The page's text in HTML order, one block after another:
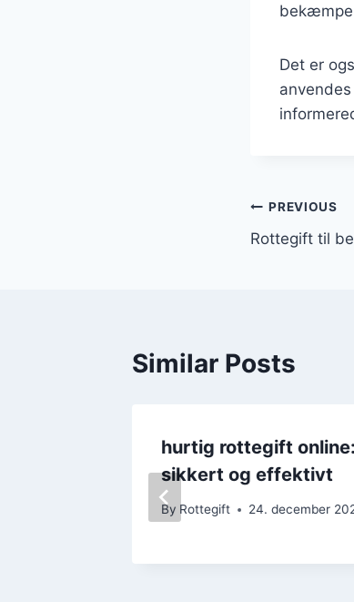
Det er
PREVIOUS
Rottegift til
Similar Posts
hurtig rottegift
sikkert og effektivt
By Rottegift 24. december